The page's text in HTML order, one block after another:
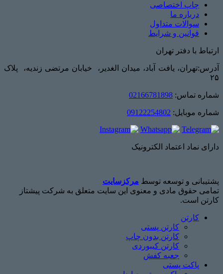
چاپ اختصاصی
درباره ما
سوالات متداول
قوانین و شرایط
ارتباط با دفتر تهران
آدرس:تهران، یافت آباد، میدان الغدیر، خیابان مرتضی زندیه، پلاک
۲۵
شماره تماس: 02166781898
شماره موبایل: 09122254802
دارای نماد اعتماد الکترونیک
پشتیبانی و توسعه توسط مرکزسایت
تمامی حقوق مادی و معنوی این سایت متعلق به شرکت پیشتاز
کارتن است.
کارتن
کارتن پستی
کارتن بدون چاپ
کارتن کیبوردی
جعبه کفش
پاکت پستی